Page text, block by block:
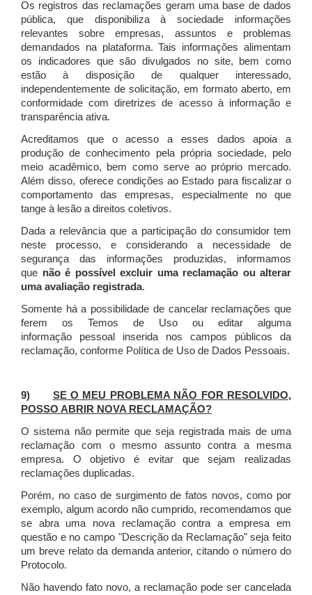
Os registros das reclamações geram uma base de dados
pública, que disponibiliza à sociedade informações
relevantes sobre empresas, assuntos e problemas
demandados na plataforma. Tais informações alimentam
os indicadores que são divulgados no site, bem como
estão à disposição de qualquer interessado,
independentemente de solicitação, em formato aberto, em
conformidade com diretrizes de acesso à informação e
transparência ativa.
Acreditamos que o acesso a esses dados apoia a
produção de conhecimento pela própria sociedade, pelo
meio acadêmico, bem como serve ao próprio mercado.
Além disso, oferece condições ao Estado para fiscalizar o
comportamento das empresas, especialmente no que
tange à lesão a direitos coletivos.
Dada a relevância que a participação do consumidor tem
neste processo, e considerando a necessidade de
segurança das informações produzidas, informamos
que não é possível excluir uma reclamação ou alterar
uma avaliação registrada.
Somente há a possibilidade de cancelar reclamações que
ferem os Temos de Uso ou editar alguma
informação pessoal inserida nos campos públicos da
reclamação, conforme Política de Uso de Dados Pessoais.
9) SE O MEU PROBLEMA NÃO FOR RESOLVIDO,
POSSO ABRIR NOVA RECLAMAÇÃO?
O sistema não permite que seja registrada mais de uma
reclamação com o mesmo assunto contra a mesma
empresa. O objetivo é evitar que sejam realizadas
reclamações duplicadas.
Porém, no caso de surgimento de fatos novos, como por
exemplo, algum acordo não cumprido, recomendamos que
se abra uma nova reclamação contra a empresa em
questão e no campo "Descrição da Reclamação" seja feito
um breve relato da demanda anterior, citando o número do
Protocolo.
Não havendo fato novo, a reclamação pode ser cancelada